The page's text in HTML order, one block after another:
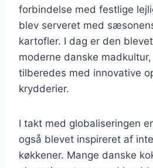
forbindelse med festlige
blev serveret med
kartofler. I dag er den
moderne danske
tilberedes med innovative
krydderier.
I takt med globaliseringen
også blevet inspireret af
køkkener. Mange danske